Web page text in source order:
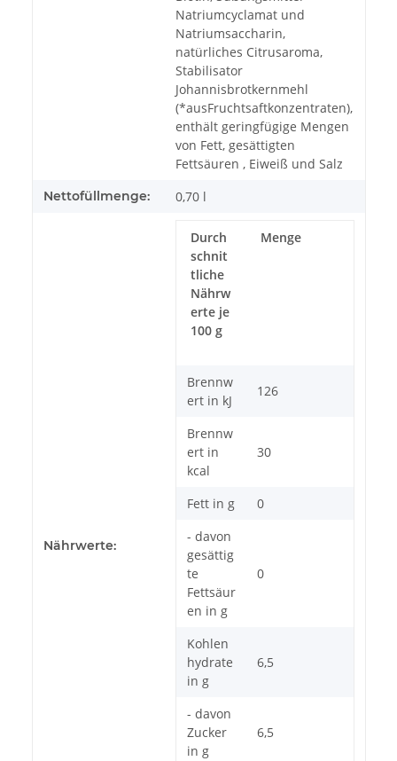
Natriumcyclamat und
Natriumsaccharin,
natürliches Citrusaroma,
Stabilisator
Johannisbrotkernmehl
(*ausFruchtsaftkonzentraten),
enthält geringfügige Mengen
von Fett, gesättigten
Fettsäuren , Eiweiß und Salz
Nettofüllmenge: 0,70 l
Nährwerte:
Durch
schnit
tliche
Nährw
erte je
100 g
Menge
Brennw
ert in kJ
126
Brennw
ert in
kcal
30
Fett in g
0
- davon
gesättig
te
Fettsäur
en in g
0
Kohlen
hydrate
in g
6,5
- davon
Zucker
in g
6,5